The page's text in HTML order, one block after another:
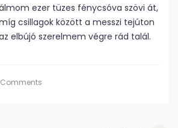
ezer tüzes fénycsóva szövi át,
csillagok között a messzi tejúton
elbújó szerelmem végre rád talál.
Comments